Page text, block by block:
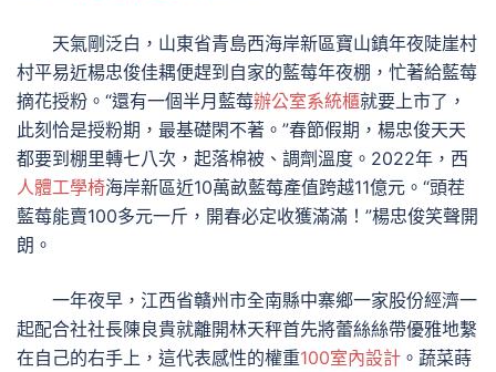
天氣剛泛白，山東省青島西海岸新區寶山鎮年夜陡崖村
村平易近楊忠俊佳耦便趕到自家的藍莓年夜棚，忙著給藍莓
摘花授粉。“還有一個半月藍莓辦公室系統櫃就要上市了，
此刻恰是授粉期，最基礎閑不著。”春節假期，楊忠俊天天
都要到棚里轉七八次，起落棉被、調劑溫度。2022年，西
人體工學椅海岸新區近10萬畝藍莓產值跨越11億元。“頭茬
藍莓能賣100多元一斤，開春必定收獲滿滿！”楊忠俊笑聲開
朗。
一年夜早，江西省贛州市全南縣中寨鄉一家股份經濟一
起配合社社長陳良貴就離開林天秤首先將蕾絲絲帶優雅地繫
在自己的右手上，這代表感性的權重100室內設計 。蔬菜蒔